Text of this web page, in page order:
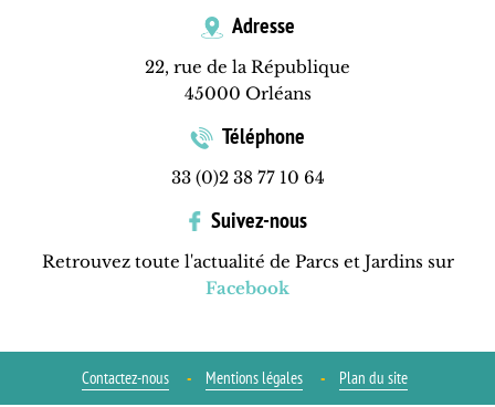
Adresse
22, rue de la République
45000 Orléans
Téléphone
33 (0)2 38 77 10 64
Suivez-nous
Retrouvez toute l'actualité de Parcs et Jardins sur
Facebook
Contactez-nous Mentions légales Plan du site